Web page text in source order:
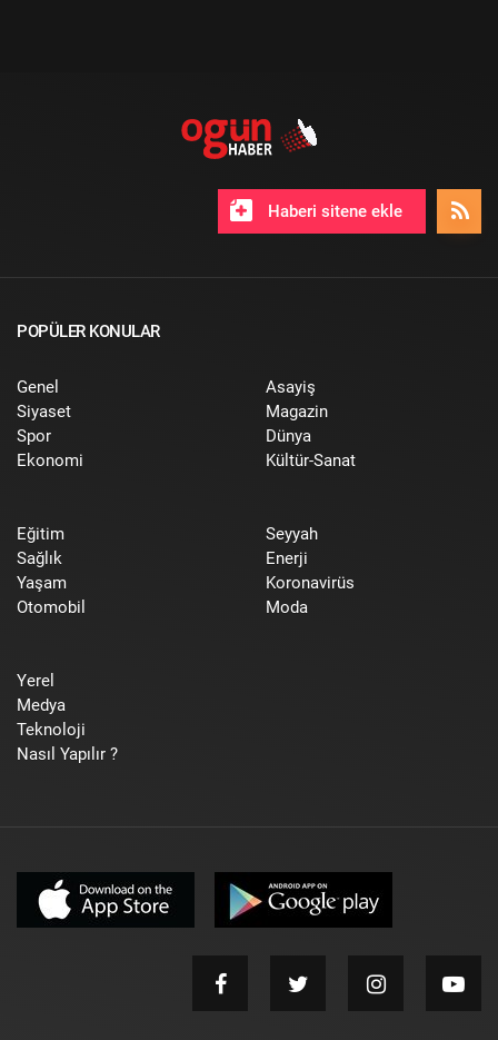
Haberi sitene ekle
POPÜLER KONULAR
Genel
Siyaset
Spor
Ekonomi
Asayiş
Magazin
Dünya
Kültür-Sanat
Eğitim
Sağlık
Yaşam
Otomobil
Seyyah
Enerji
Koronavirüs
Moda
Yerel
Medya
Teknoloji
Nasıl Yapılır ?